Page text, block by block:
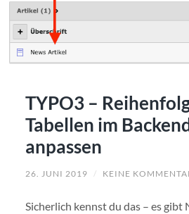
TYPO3 –
Tabellen im
anpassen
26. JUNI 2019 / KEINE
Sicherlich kennst du das – es gibt